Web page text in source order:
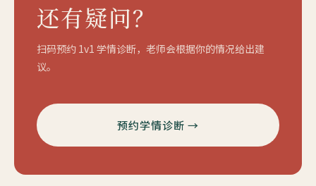
还有疑问？
扫码预约 1v1 学情诊断，老师会根据你的情况给出建
议。
预约学情诊断 →